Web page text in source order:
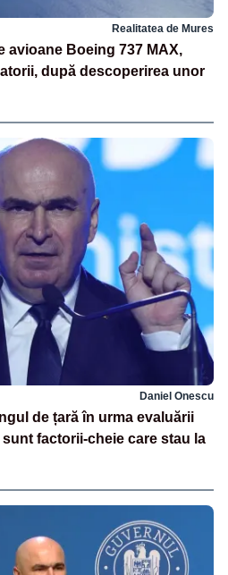
Realitatea de Mures
avioane Boeing 737 MAX,
după descoperirea unor
Daniel Onescu
de țară în urma evaluării
sunt factorii-cheie care stau la